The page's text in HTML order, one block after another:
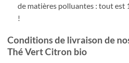
de matières polluantes : tout est
!
Conditions de livraison de
Thé Vert Citron bio